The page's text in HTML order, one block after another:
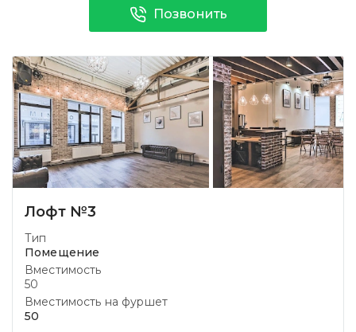
Позвонить
Лофт №3
Тип
Помещение
Вместимость
50
Вместимость на фуршет
50